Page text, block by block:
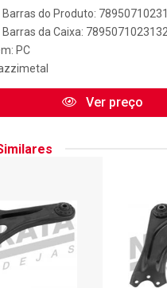
Barras do Produto:
Barras da Caixa: 7895071023132
PC
Ver preço